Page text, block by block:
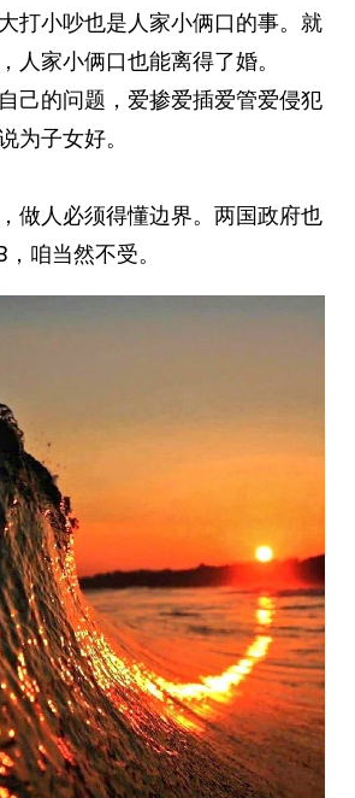
打小吵也是人家小俩口的事。就
人家小俩口也能离得了婚。
己的问题，爱掺爱插爱管爱侵犯
为子女好。
做人必须得懂边界。两国政府也
咱当然不受。